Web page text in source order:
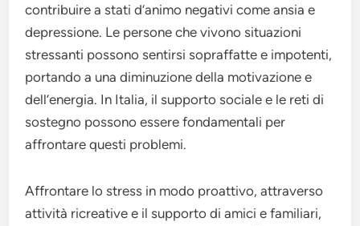
contribuire a stati d’animo negativi come ansia e
depressione. Le persone che vivono situazioni
stressanti possono sentirsi sopraffatte e impotenti,
portando a una diminuzione della motivazione e
dell’energia. In Italia, il supporto sociale e le reti di
sostegno possono essere fondamentali per
affrontare questi problemi.
Affrontare lo stress in modo proattivo, attraverso
attività ricreative e il supporto di amici e familiari,